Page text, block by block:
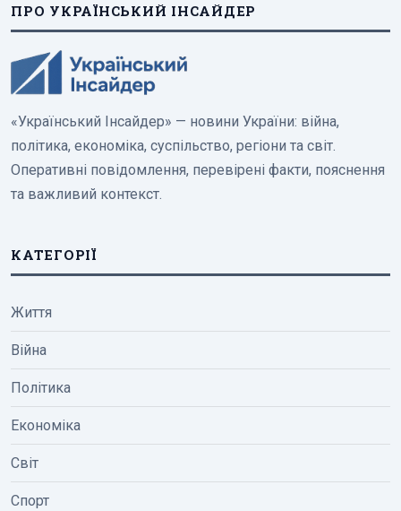
ПРО УКРАЇНСЬКИЙ ІНСАЙДЕР
«Український Інсайдер» — новини України: війна,
політика, економіка, суспільство, регіони та світ.
Оперативні повідомлення, перевірені факти, пояснення
та важливий контекст.
КАТЕГОРІЇ
Життя
Війна
Політика
Економіка
Світ
Спорт